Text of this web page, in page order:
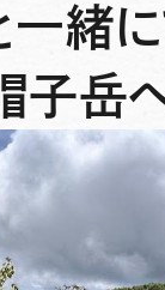
一緒
子岳